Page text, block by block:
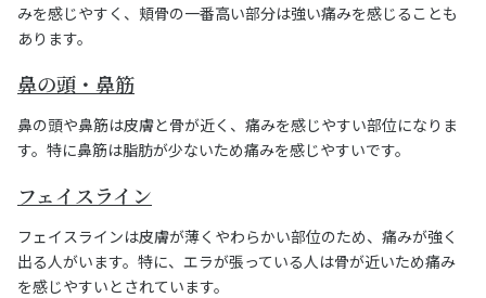
みを感じやすく、頬骨の一番高い部分は強い痛みを感じることも
あります。
鼻の頭・鼻筋
鼻の頭や鼻筋は皮膚と骨が近く、痛みを感じやすい部位になりま
す。特に鼻筋は脂肪が少ないため痛みを感じやすいです。
フェイスライン
フェイスラインは皮膚が薄くやわらかい部位のため、痛みが強く
出る人がいます。特に、エラが張っている人は骨が近いため痛み
を感じやすいとされています。